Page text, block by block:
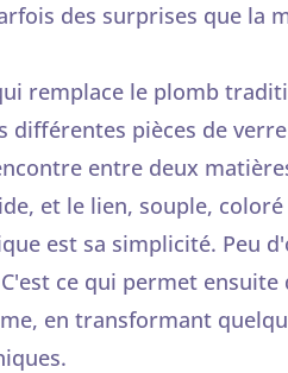
des surprises que la
remplace le plomb
différentes pièces de
entre deux
et le lien, souple,
est sa simplicité. Peu
ce qui permet
en transformant